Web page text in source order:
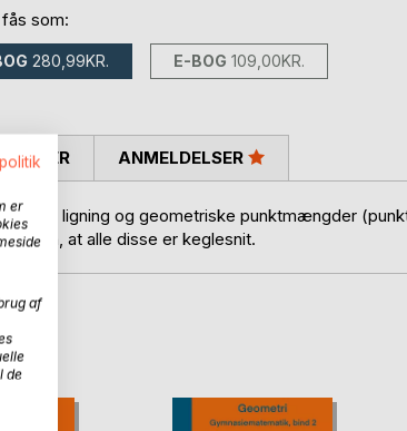
fås som:
280,99KR. E-BOG 109,00KR.
ligning og geometriske punktmængder
at alle disse er keglesnit.
ANMELDELSER
er
af
de